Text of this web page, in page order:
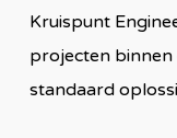
Kruispunt
projecten binnen
standaard